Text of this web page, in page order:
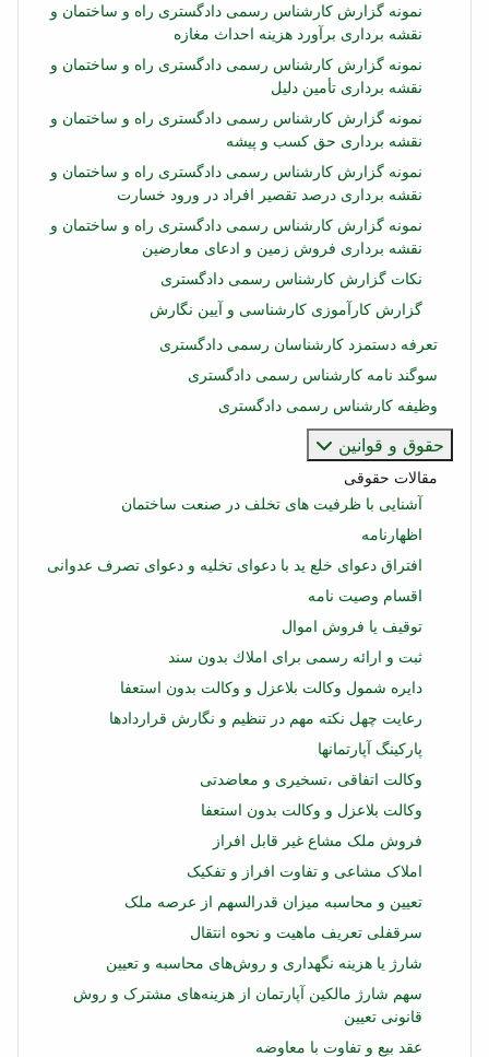
نمونه گزارش کارشناس رسمی دادگستری راه و ساختمان و
نقشه برداری برآورد هزینه احداث مغازه
نمونه گزارش کارشناس رسمی دادگستری راه و ساختمان و
نقشه برداری تأمین دلیل
نمونه گزارش کارشناس رسمی دادگستری راه و ساختمان و
نقشه برداری حق کسب و پیشه
نمونه گزارش کارشناس رسمی دادگستری راه و ساختمان و
نقشه برداری درصد تقصیر افراد در ورود خسارت
نمونه گزارش کارشناس رسمی دادگستری راه و ساختمان و
نقشه برداری فروش زمین و ادعای معارضین
نکات گزارش کارشناس رسمی دادگستری
گزارش کارآموزی کارشناسی و آیین نگارش
تعرفه دستمزد کارشناسان رسمی دادگستری
سوگند نامه کارشناس رسمی دادگستری
وظیفه کارشناس رسمی دادگستری
حقوق و قوانین
مقالات حقوقی
آشنایی با ظرفیت های تخلف در صنعت ساختمان
اظهارنامه
افتراق دعوای خلع ید با دعوای تخلیه و دعوای تصرف عدوانی
اقسام وصیت نامه
توقیف یا فروش اموال
ثبت و ارائه رسمی برای املاك بدون سند
دایره شمول وکالت بلاعزل و وکالت بدون استعفا
رعایت چهل نکته مهم در تنظیم و نگارش قراردادها
پاركینگ آپارتمانها
وکالت اتفاقی ،تسخیری و معاضدتی
وکالت بلاعزل و وکالت بدون استعفا
فروش ملک مشاع غیر قابل افراز
املاک مشاعی و تفاوت افراز و تفکیک
تعیین و محاسبه میزان قدرالسهم از عرصه ملک
سرقفلی تعریف ماهیت و نحوه انتقال
شارژ یا هزینه نگهداری و روش‌های محاسبه و تعیین
سهم شارژ مالکین آپارتمان از هزینه‌های مشترک و روش
قانونی تعیین
عقد بیع و تفاوت با معاوضه